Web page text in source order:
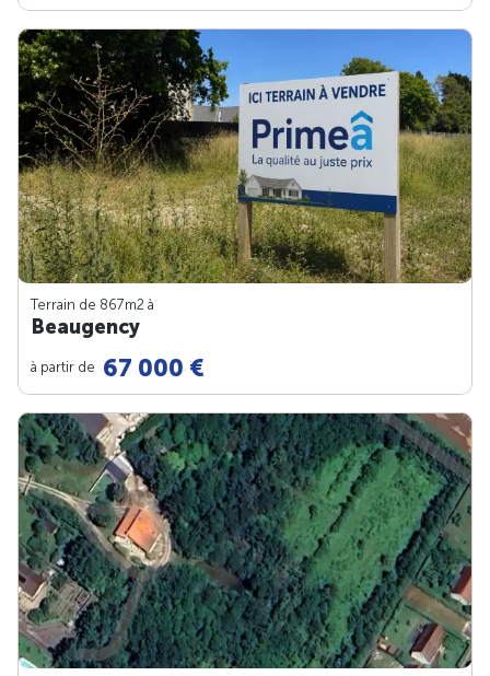
Terrain de 867m2 à
Beaugency
à partir de 67 000 €